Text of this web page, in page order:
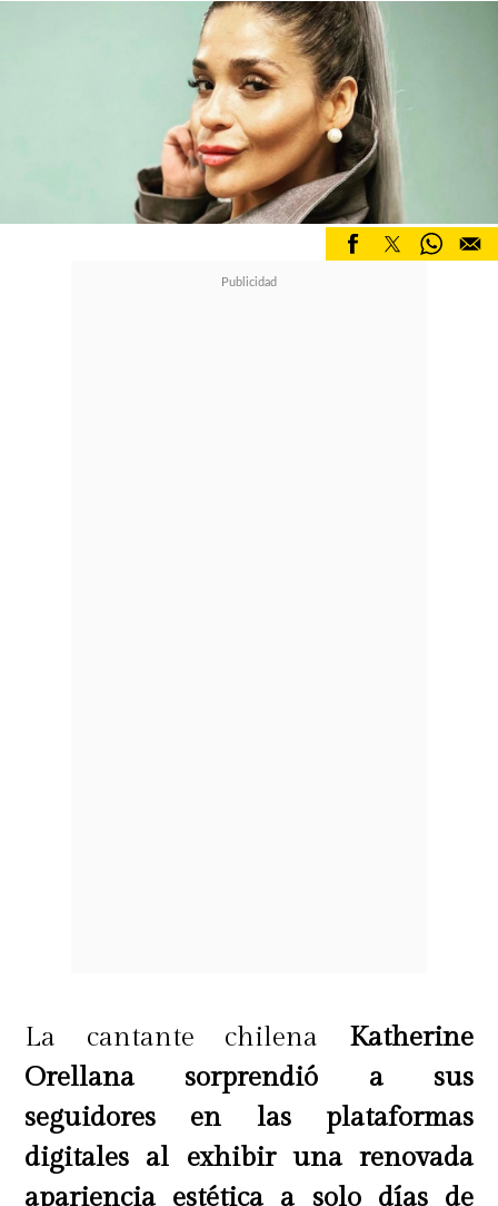
La cantante chilena Katherine
Orellana sorprendió a sus
seguidores en las plataformas
digitales al exhibir una renovada
apariencia estética a solo días de